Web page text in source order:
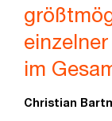
im
Christian